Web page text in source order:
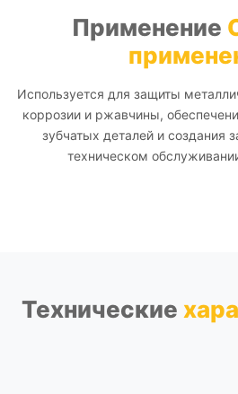
Применение
Используется для защиты
коррозии и ржавчины,
зубчатых деталей и создания
техническом
Технические